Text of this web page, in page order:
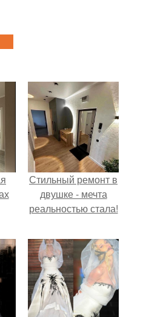
Стильный ремонт в
двушке - мечта
реальностью стала!